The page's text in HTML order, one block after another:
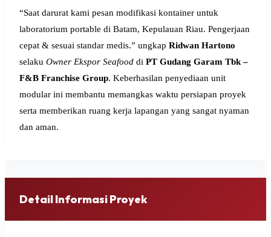
“Saat darurat kami pesan modifikasi kontainer untuk
laboratorium portable di Batam, Kepulauan Riau. Pengerjaan
cepat & sesuai standar medis.” ungkap Ridwan Hartono
selaku Owner Ekspor Seafood di PT Gudang Garam Tbk –
F&B Franchise Group. Keberhasilan penyediaan unit
modular ini membantu memangkas waktu persiapan proyek
serta memberikan ruang kerja lapangan yang sangat nyaman
dan aman.
Detail Informasi Proyek